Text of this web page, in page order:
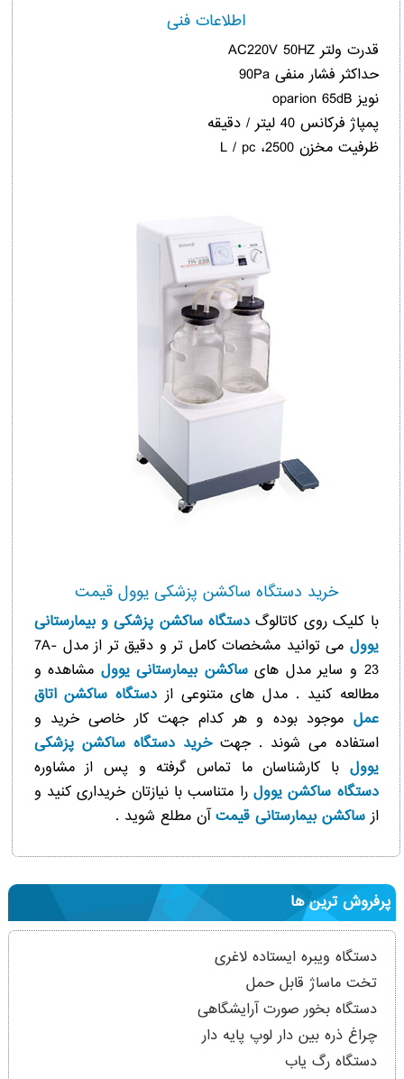
اطلاعات فنی
قدرت ولتر AC220V 50HZ
حداکثر فشار منفی 90Pa
نویز oparion 65dB
پمپاژ فرکانس 40 لیتر / دقیقه
ظرفیت مخزن 2500، L / pc
خرید دستگاه ساکشن پزشکی یوول قیمت
با کلیک روی کاتالوگدستگاه ساکشن پزشکی و بیمارستانی
یوول
می توانید مشخصات کامل تر و دقیق تر از مدل 7A-
23 و سایر مدل های
ساکشن بیمارستانی یوول مشاهده و
مطالعه کنید . مدل های متنوعی از دستگاه ساکشن اتاق
عمل موجود بوده و هر کدام جهت کار خاصی خرید و
استفاده می شوند . جهتخرید دستگاه ساکشن پزشکی
یوول با کارشناسان ما تماس گرفته و پس از مشاوره
دستگاه ساکشن یوول را متناسب با نیازتان خریداری کنید و
ازساکشن بیمارستانی قیمتآن مطلع شوید .
پرفروش ترین ها
دستگاه ویبره ایستاده لاغری
تخت ماساژ قابل حمل
دستگاه بخور صورت آرایشگاهی
چراغ ذره بین دار لوپ پایه دار
دستگاه رگ یاب